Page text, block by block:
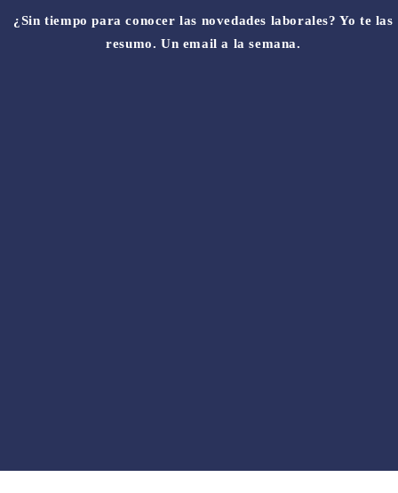
¿Sin tiempo para conocer las novedades laborales? Yo te las
resumo. Un email a la semana.